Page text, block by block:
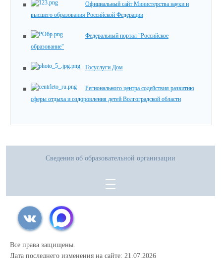
Официальный сайт Министерства науки и
высшего образования Российской Федерации
Федеральный портал "Российское
образование"
Госуслуги Дом
Регионального центра содействия развитию
сферы отдыха и оздоровления детей Волгоградской области
Сведения об образовательной организации
Все права защищены.
Дата последнего изменения на сайте: 21.07.2026